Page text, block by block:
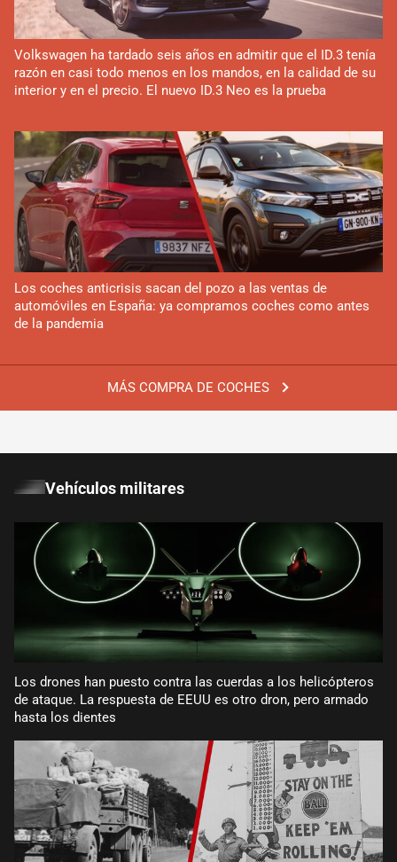
MÁS COMPRA DE COCHES
Volkswagen ha tardado seis años en admitir que el ID.3 tenía
razón en casi todo menos en los mandos, en la calidad de su
interior y en el precio. El nuevo ID.3 Neo es la prueba
Los coches anticrisis sacan del pozo a las ventas de
automóviles en España: ya compramos coches como antes
de la pandemia
Vehículos militares
Los drones han puesto contra las cuerdas a los helicópteros
de ataque. La respuesta de EEUU es otro dron, pero armado
hasta los dientes